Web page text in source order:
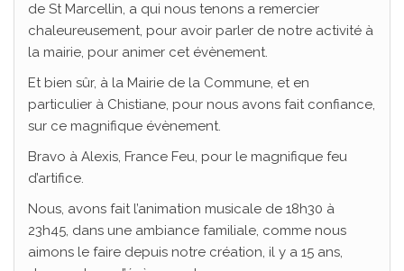
de St Marcellin, a qui nous tenons a remercier
chaleureusement, pour avoir parler de notre activité à
la mairie, pour animer cet évènement.
Et bien sûr, à la Mairie de la Commune, et en
particulier à Chistiane, pour nous avons fait confiance,
sur ce magnifique évènement.
Bravo à Alexis, France Feu, pour le magnifique feu
d’artifice.
Nous, avons fait l’animation musicale de 18h30 à
23h45, dans une ambiance familiale, comme nous
aimons le faire depuis notre création, il y a 15 ans,